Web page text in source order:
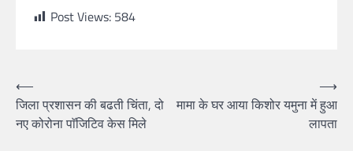
Post Views: 584
⟵
जिला प्रशासन की बढती चिंता, दो
नए कोरोना पाॅजिटिव केस मिले
मामा के घर आया किशोर यमुना में हुआ
लापता
⟶